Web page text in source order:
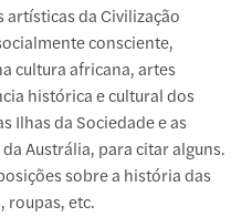
da Civilização
consciente,
cultura africana, artes
histórica e cultural dos
Ilhas da Sociedade e as
Austrália, para citar alguns.
sobre a história das
roupas, etc.